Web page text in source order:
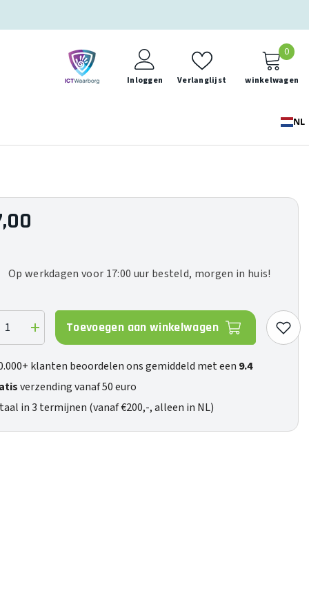
Inloggen Verlanglijst winkelwagen
00
NL
Op werkdagen voor 17:00 uur besteld, morgen in huis!
Verhoog
de
voor
900
Toevoegen aan winkelwagen
klanten beoordelen ons gemiddeld met een 9.4
verzending vanaf 50 euro
in 3 termijnen (vanaf €200,-, alleen in NL)